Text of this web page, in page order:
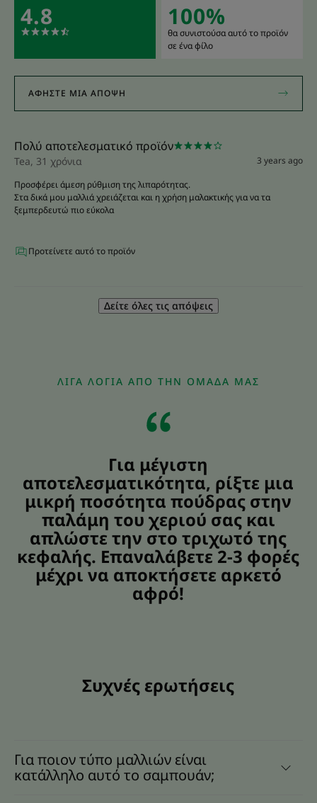
4.8 100%
θα συνιστούσα αυτό το προϊόν
σε ένα φίλο
ΑΦΉΣΤΕ ΜΙΑ ΆΠΟΨΗ
Πολύ αποτελεσματικό προϊόν
Tea, 31 χρόνια
3 years ago
Προσφέρει άμεση ρύθμιση της λιπαρότητας.
Στα δικά μου μαλλιά χρειάζεται και η χρήση μαλακτικής για να τα
ξεμπερδευτώ πιο εύκολα
Προτείνετε αυτό το προϊόν
Δείτε όλες τις απόψεις
ΛΊΓΑ ΛΌΓΙΑ ΑΠΌ ΤΗΝ ΟΜΆΔΑ ΜΑΣ
Για μέγιστη
αποτελεσματικότητα, ρίξτε μια
μικρή ποσότητα πούδρας στην
παλάμη του χεριού σας και
απλώστε την στο τριχωτό της
κεφαλής. Επαναλάβετε 2-3 φορές
μέχρι να αποκτήσετε αρκετό
αφρό!
Συχνές ερωτήσεις
Για ποιον τύπο μαλλιών είναι
κατάλληλο αυτό το σαμπουάν;